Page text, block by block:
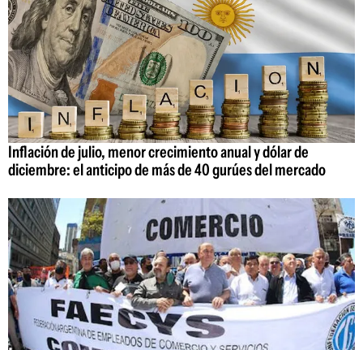
Inflación de julio, menor crecimiento anual y dólar de
diciembre: el anticipo de más de 40 gurúes del mercado